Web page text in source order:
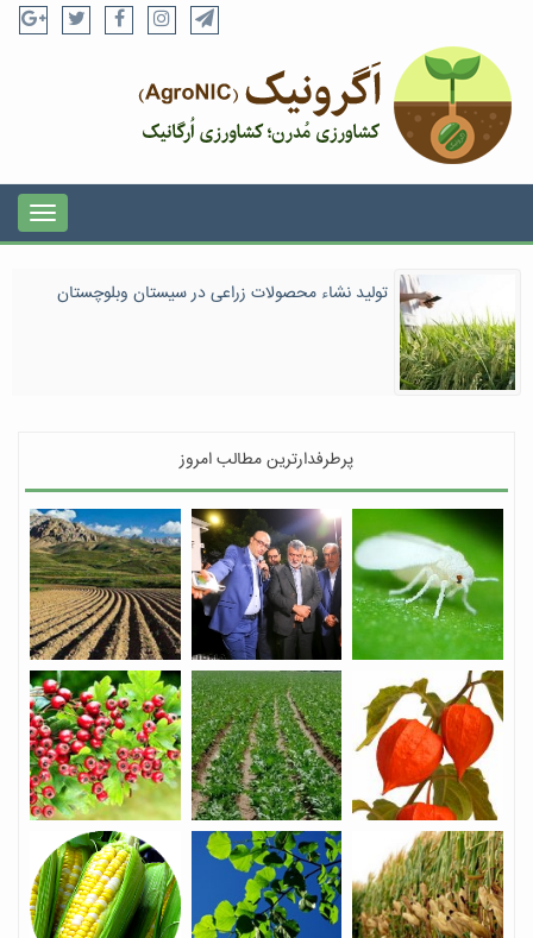
تولید نشاء محصولات زراعی در سیستان وبلوچستان
پرطرفدارترین مطالب امروز